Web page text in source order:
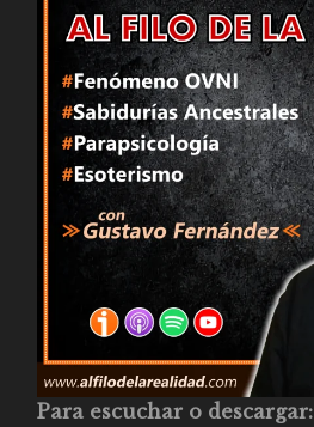
Para escuchar o descargar: